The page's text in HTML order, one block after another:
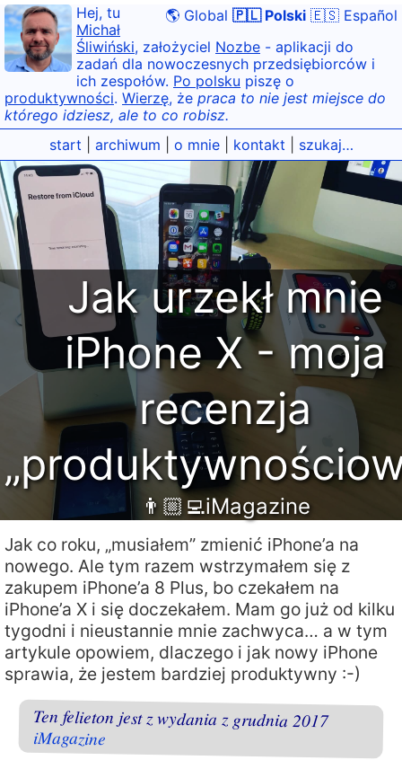
🌎 Global 🇵🇱 Polski 🇪🇸 Español
Hej, tu
Michał
Śliwiński, założyciel Nozbe - aplikacji do
zadań dla nowoczesnych przedsiębiorców i
ich zespołów. Po polsku piszę o
produktywności. Wierzę, że praca to nie jest miejsce do
którego idziesz, ale to co robisz.
start
archiwum o mnie| kontakt szukaj…
Jak urzekł mnie
iPhone X - moja
recenzja
👨🏼‍💻iMagazine
Jak co roku, „musiałem” zmienić iPhone’a na
nowego. Ale tym razem wstrzymałem się z
zakupem iPhone’a 8 Plus, bo czekałem na
iPhone’a X i się doczekałem. Mam go już od kilku
tygodni i nieustannie mnie zachwyca… a w tym
artykule opowiem, dlaczego i jak nowy iPhone
sprawia, że jestem bardziej produktywny :-)
Ten felieton jest z wydania z grudnia 2017
iMagazine